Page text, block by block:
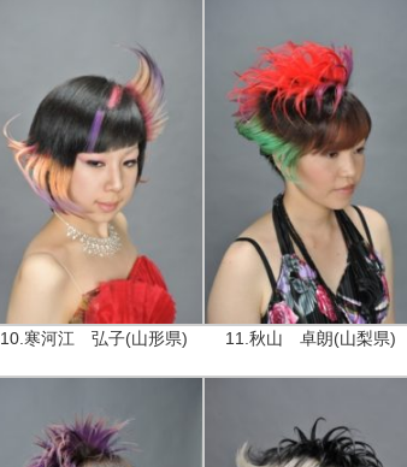
10.寒河江 弘子(山形県) 11.秋山 卓朗(山梨県)